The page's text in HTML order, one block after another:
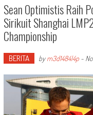
Sean Optimistis Raih
Sirikuit Shanghai
Championship
BERITA bym3d1484l4p-